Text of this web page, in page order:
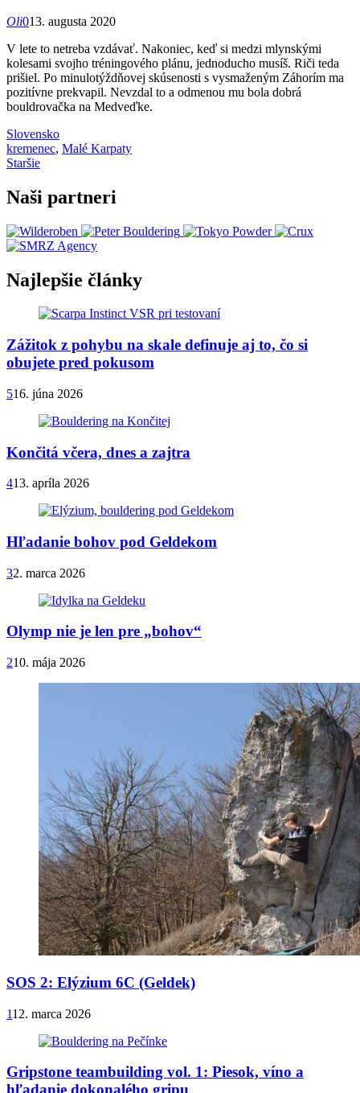
Oli013. augusta 2020
V lete to netreba vzdávať. Nakoniec, keď si medzi mlynskými
kolesami svojho tréningového plánu, jednoducho musíš. Riči teda
prišiel. Po minulotýždňovej skúsenosti s vysmaženým Záhorím ma
pozitívne prekvapil. Nevzdal to a odmenou mu bola dobrá
bouldrovačka na Medveďke.
Slovensko
kremenec, Malé Karpaty
Staršie
Naši partneri
Najlepšie články
Zážitok z pohybu na skale definuje aj to, čo si
obujete pred pokusom
516. júna 2026
Končitá včera, dnes a zajtra
413. apríla 2026
Hľadanie bohov pod Geldekom
32. marca 2026
Olymp nie je len pre „bohov“
210. mája 2026
SOS 2: Elýzium 6C (Geldek)
112. marca 2026
Gripstone teambuilding vol. 1: Piesok, víno a